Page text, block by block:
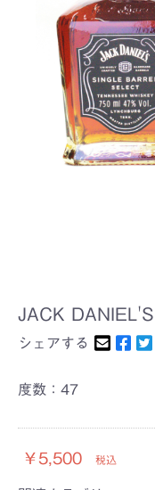
JACK DANIEL'S
シェアする
度数：47
￥5,500 税込